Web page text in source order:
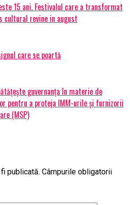
15 ani. Festivalul care a transformat
cultural revine in august
care se poartă
guvernanța în materie de
pentru a proteja IMM-urile și furnizorii
(MSP)
publicată. Câmpurile obligatorii